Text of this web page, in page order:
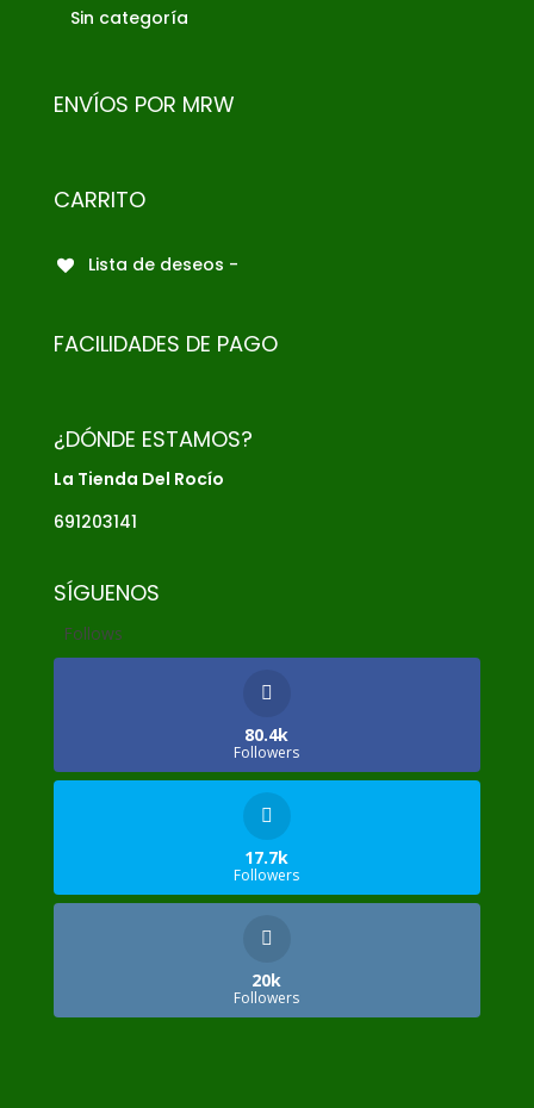
Sin categoría
ENVÍOS POR MRW
CARRITO
Lista de deseos -
FACILIDADES DE PAGO
¿DÓNDE ESTAMOS?
La Tienda Del Rocío
691203141
SÍGUENOS
Follows
80.4k
Followers
17.7k
Followers
20k
Followers